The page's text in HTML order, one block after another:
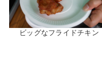
ビッグなフライドチキン